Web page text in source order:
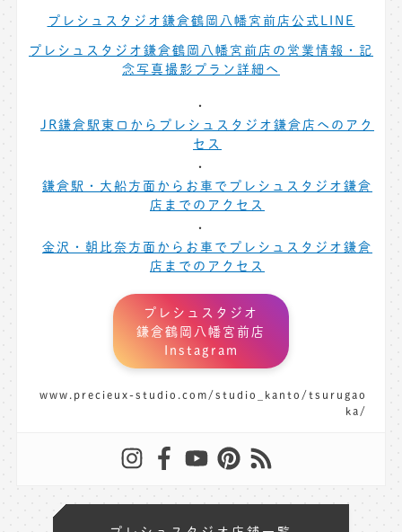
プレシュスタジオ鎌倉鶴岡八幡宮前店公式LINE
プレシュスタジオ鎌倉鶴岡八幡宮前店の営業情報・記
念写真撮影プラン詳細へ
JR鎌倉駅東口からプレシュスタジオ鎌倉店へのアク
セス
鎌倉駅・大船方面からお車でプレシュスタジオ鎌倉
店までのアクセス
金沢・朝比奈方面からお車でプレシュスタジオ鎌倉
店までのアクセス
プレシュスタジオ
鎌倉鶴岡八幡宮前店
Instagram
www.precieux-studio.com/studio_kanto/tsurugao
ka/